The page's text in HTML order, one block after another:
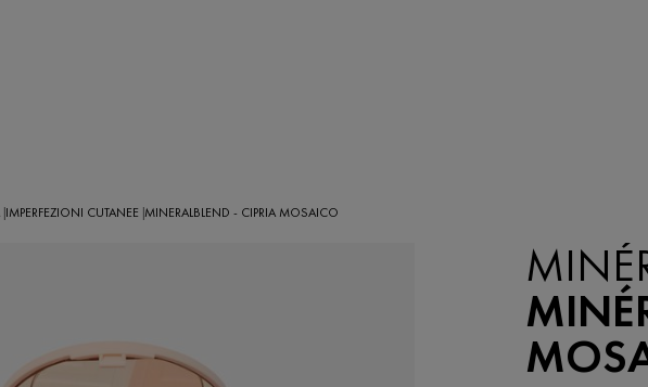
IMPERFEZIONI CUTANEE MINERALBLEND - CIPRIA MOSAICO